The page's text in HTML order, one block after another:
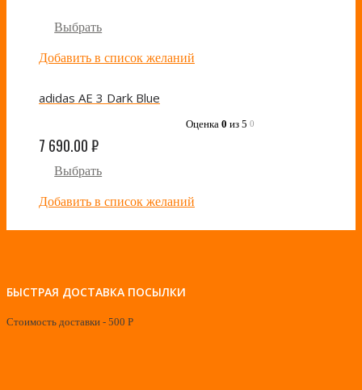
Выбрать
Добавить в список желаний
adidas AE 3 Dark Blue
Оценка 0 из 5 0
7 690.00₽
Выбрать
Добавить в список желаний
БЫСТРАЯ ДОСТАВКА ПОСЫЛКИ
Стоимость доставки - 500 Р